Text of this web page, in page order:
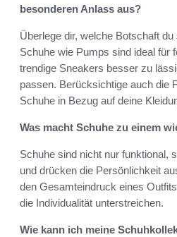
besonderen Anlass aus?
Überlege dir, welche Botschaft
Schuhe wie Pumps sind ideal für
trendige Sneakers besser zu
passen. Berücksichtige auch die
Schuhe in Bezug auf deine
Was macht Schuhe zu einem
Schuhe sind nicht nur funktional,
und drücken die Persönlichkeit
den Gesamteindruck eines
die Individualität unterstreichen.
Wie kann ich meine